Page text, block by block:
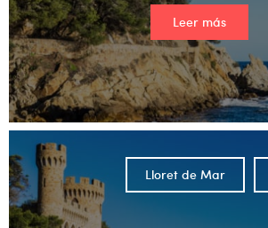
Leer más
Lloret de Mar